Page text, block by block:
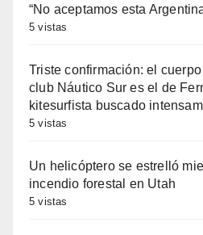
“No aceptamos esta
5 vistas
Triste confirmación: el
club Náutico Sur es el de
kitesurfista buscado
5 vistas
Un helicóptero se estrelló
incendio forestal en Utah
5 vistas